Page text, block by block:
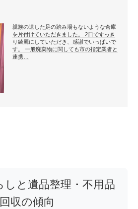
親族の遺した足の踏み場もないような倉庫
を片付けていただきました。 2日ですっき
り綺麗にしていただき、感謝でいっぱいで
す。 一般廃棄物に関しても市の指定業者と
連携…
しと遺品整理・不用品
回収の傾向